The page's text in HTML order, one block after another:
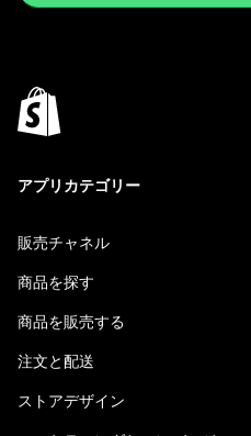
アプリカテゴリー
販売チャネル
商品を探す
商品を販売する
注文と配送
ストアデザイン